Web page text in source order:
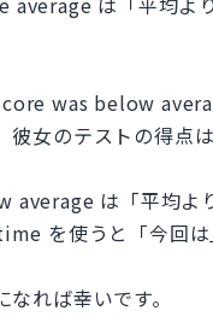
was below
彼女のテストの得点
average は「平均よ
を使うと「今回は
なれば幸いです。